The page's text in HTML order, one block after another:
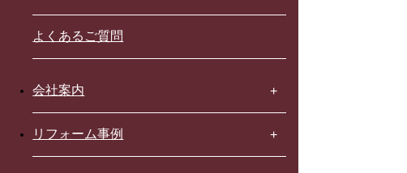
よくあるご質問
会社案内
リフォーム事例